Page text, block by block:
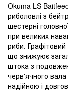
Okuma LS
риболовлі з
шестерні
при великих
риби.
що знижуює
штока з
черв'ячного вала
надійною і